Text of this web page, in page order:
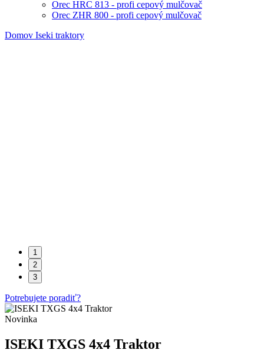
Orec HRC 813 - profi cepový mulčovač
Orec ZHR 800 - profi cepový mulčovač
Domov Iseki traktory
1
2
3
Potrebujete poradiť?
Novinka
ISEKI TXGS 4x4 Traktor